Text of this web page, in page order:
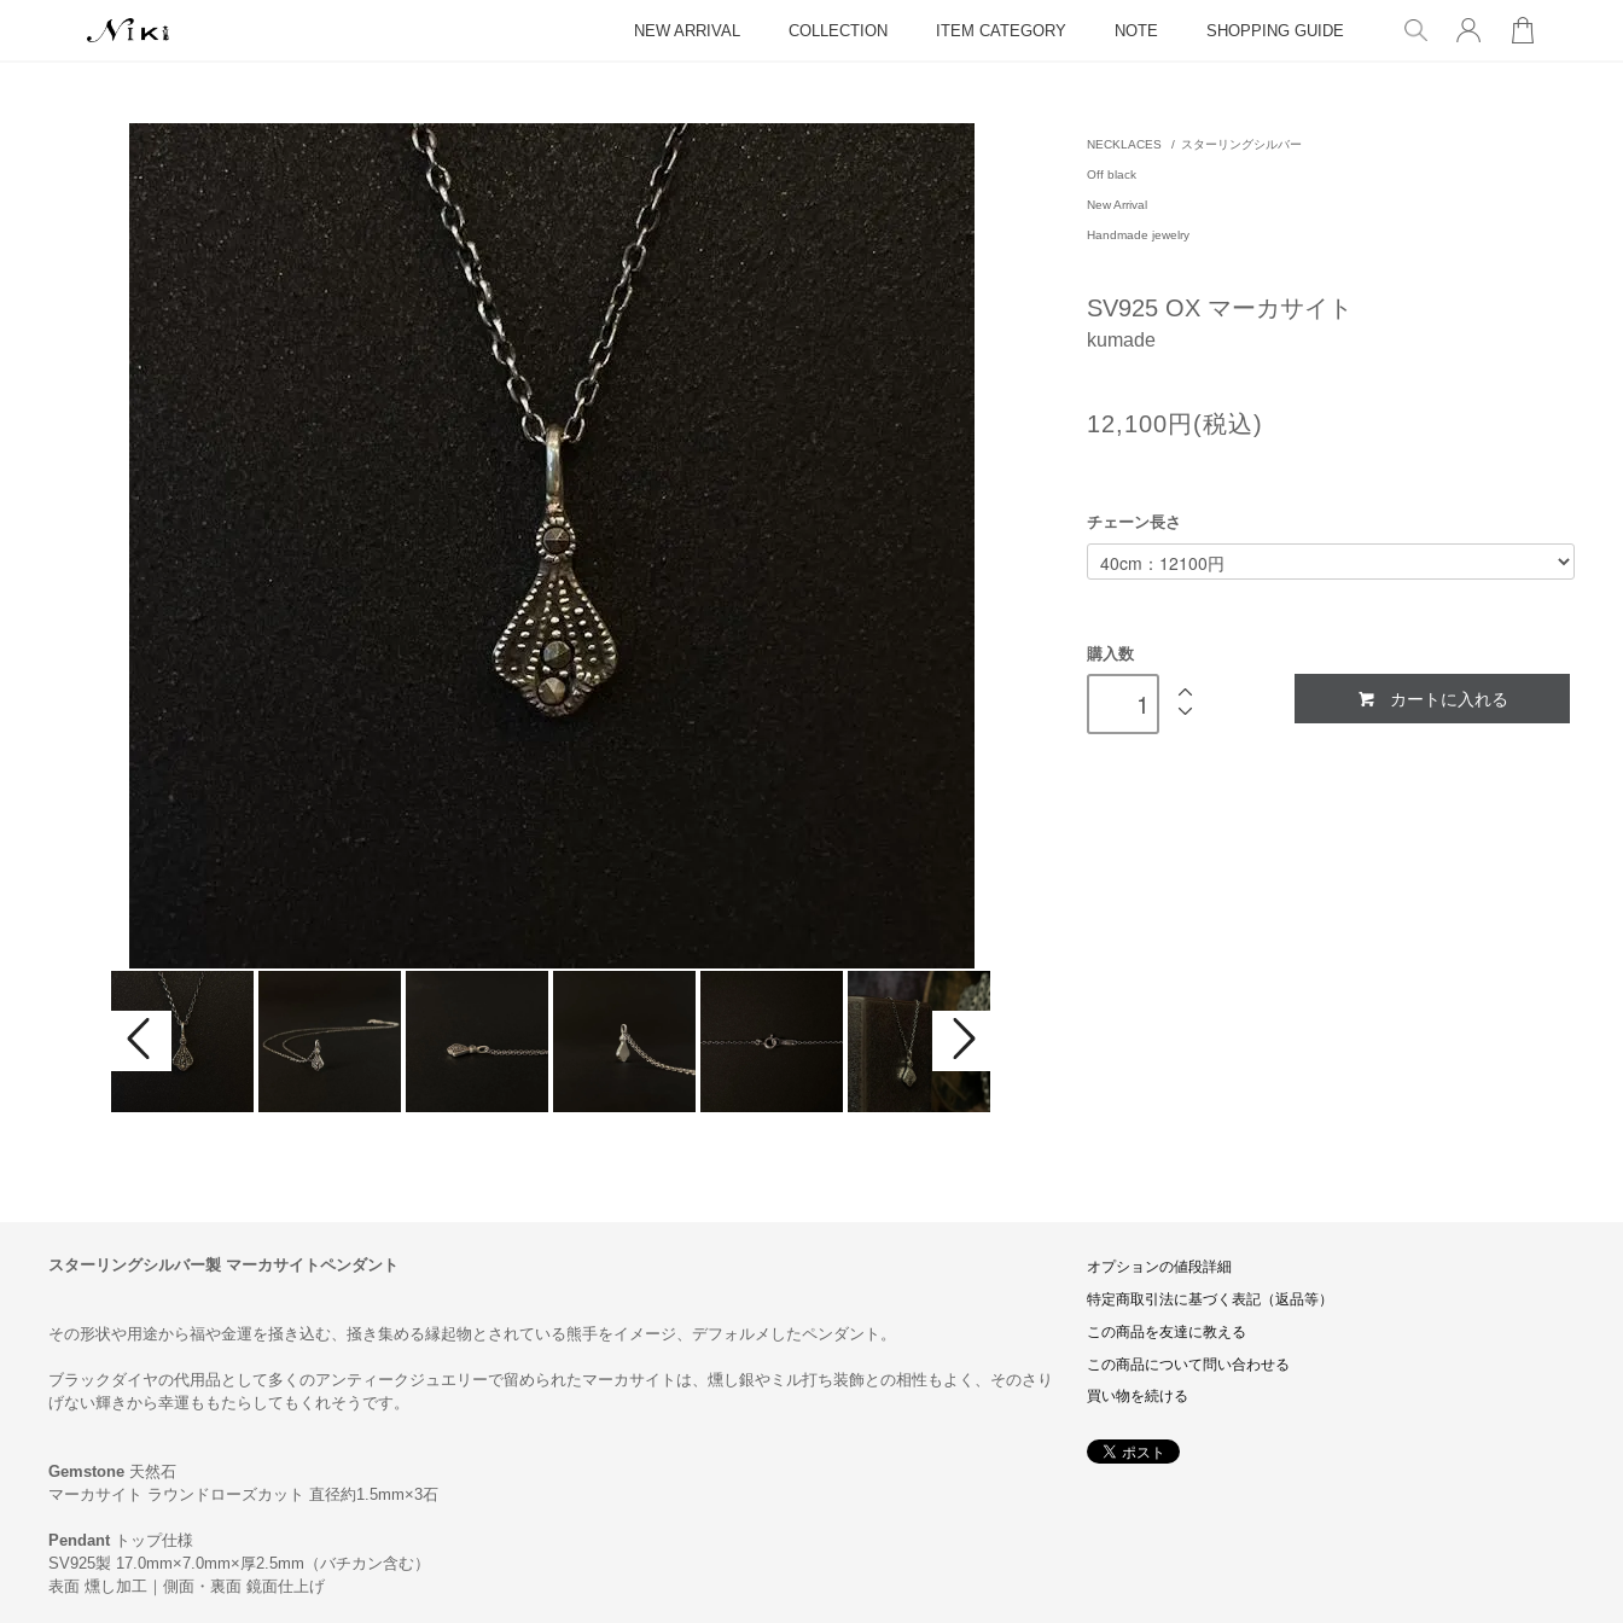
NEW ARRIVAL COLLECTION ITEM CATEGORY NOTE SHOPPING GUIDE
NECKLACES / スターリングシルバー
Off black
New Arrival
Handmade jewelry
SV925 OX マーカサイト
kumade
12,100円(税込)
チェーン長さ
購入数
カートに入れる
スターリングシルバー製 マーカサイトペンダント
その形状や用途から福や金運を掻き込む、掻き集める縁起物とされている熊手をイメージ、デフォルメしたペンダント。
ブラックダイヤの代用品として多くのアンティークジュエリーで留められたマーカサイトは、燻し銀やミル打ち装飾との相性もよく、そのさり
げない輝きから幸運ももたらしてもくれそうです。
Gemstone天然石
マーカサイト ラウンドローズカット 直径約1.5mm×3石
Pendantトップ仕様
SV925製 17.0mm×7.0mm×厚2.5mm（バチカン含む）
表面 燻し加工｜側面・裏面 鏡面仕上げ
オプションの値段詳細
特定商取引法に基づく表記（返品等）
この商品を友達に教える
この商品について問い合わせる
買い物を続ける